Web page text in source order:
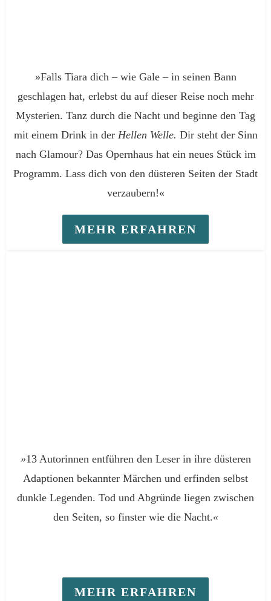
»Falls Tiara dich – wie Gale – in seinen Bann
geschlagen hat, erlebst du auf dieser Reise noch mehr
Mysterien. Tanz durch die Nacht und beginne den Tag
mit einem Drink in der Hellen Welle. Dir steht der Sinn
nach Glamour? Das Opernhaus hat ein neues Stück im
Programm. Lass dich von den düsteren Seiten der Stadt
verzaubern!«
MEHR ERFAHREN
»13 Autorinnen entführen den Leser in ihre düsteren
Adaptionen bekannter Märchen und erfinden selbst
dunkle Legenden. Tod und Abgründe liegen zwischen
den Seiten, so finster wie die Nacht.«
MEHR ERFAHREN